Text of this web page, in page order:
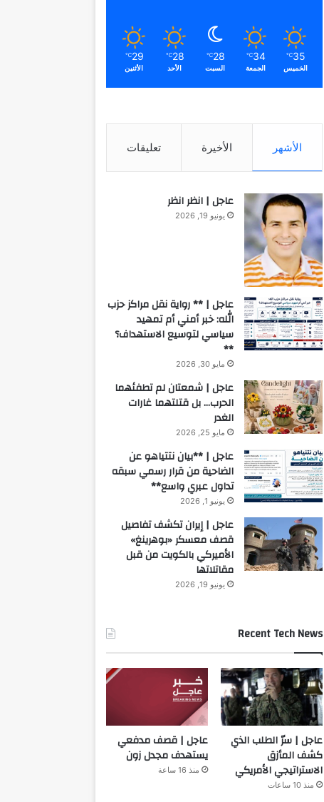
35
℃
الخميس
34
℃
الجمعة
28
℃
السبت
28
℃
الأحد
29
℃
الأثنين
الأشهر الأخيرة تعليقات
عاجل | انظر انظر
يونيو 19, 2026
عاجل | ** رواية نقل مراكز حزب
الله: خبر أمني أم تمهيد
سياسي لتوسيع الاستهداف؟
**
مايو 30, 2026
عاجل | شمعتان لم تطفئهما
الحرب… بل قتلتهما غارات
الغدر
مايو 25, 2026
عاجل | **بيان نتتياهو عن
الضاحية من قرار رسمي سبقه
تداول عبري واسع**
يونيو 1, 2026
عاجل | إيران تكشف تفاصيل
قصف معسكر «بوهرينغ»
الأميركي بالكويت من قبل
مقاتلاتها
يونيو 19, 2026
Recent Tech News
عاجل | سرّ الطلب الذي
كشف المأزق
الاستراتيجي الأمريكي
منذ 10 ساعات
عاجل | قصف مدفعي
يستهدف مجدل زون
منذ 16 ساعة